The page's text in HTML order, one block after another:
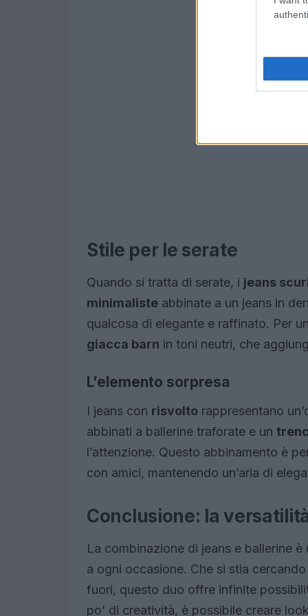
Stile per le serate
Quando si tratta di serate, i jeans
minimaliste abbinate a un jeans in
qualcosa di elegante e raffinato. Per
giacca barn in toni neutri, che
L’elemento sorpresa
I jeans con risvolto rappresentano
abbinati a ballerine traforate e un
l’attenzione. Questo abbinamento è
con amici, mantenendo un’aria di
Conclusione: la
La combinazione di jeans e ballerine è
a ogni occasione. Che si stia
fuori, questo duo offre infinite
po’ di creatività, è possibile creare